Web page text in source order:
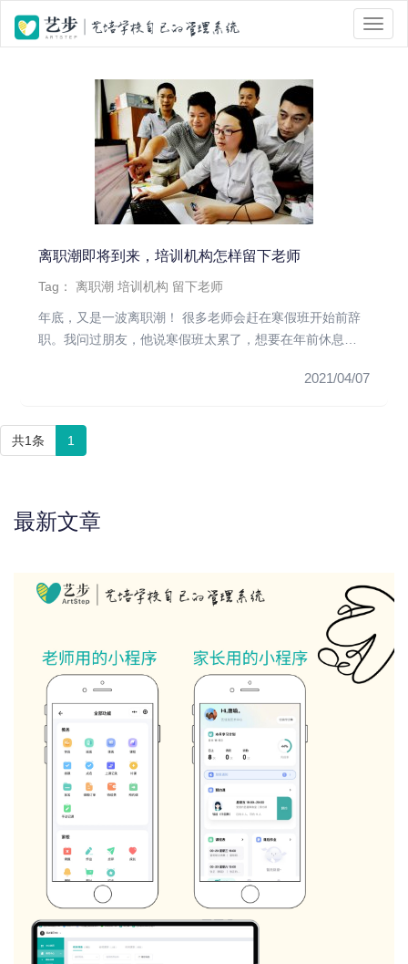
位置 : 首页 > Tag 标签页面 > 离职潮
离职潮即将到来，培训机构怎样留下老师
Tag：离职潮 培训机构 留下老师
年底，又是一波离职潮！ 很多老师会赶在寒假班开始前辞
职。我问过朋友，他说寒假班太累了，想要在年前休息一
2021/04/07
共1条 1
最新文章